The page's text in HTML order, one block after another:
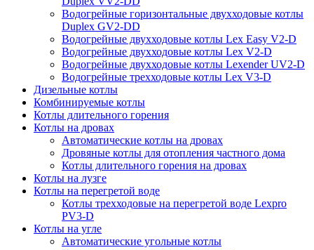
Водогрейные горизонтальные двухходовые котлы
Duplex GV2-DD
Водогрейные двухходовые котлы Lex Easy V2-D
Водогрейные двухходовые котлы Lex V2-D
Водогрейные двухходовые котлы Lexender UV2-D
Водогрейные трехходовые котлы Lex V3-D
Дизельные котлы
Комбинируемые котлы
Котлы длительного горения
Котлы на дровах
Автоматические котлы на дровах
Дровяные котлы для отопления частного дома
Котлы длительного горения на дровах
Котлы на лузге
Котлы на перегретой воде
Котлы трехходовые на перегретой воде Lexpro
PV3-D
Котлы на угле
Автоматические угольные котлы